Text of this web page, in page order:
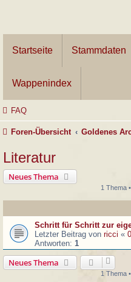
Startseite Stammdaten
Wappenindex
FAQ
Foren-Übersicht Goldenes
Literatur
Neues Thema
1 Thema
Schritt für Schritt zur
Letzter Beitrag von ricci «
Antworten: 1
Neues Thema
1 Thema